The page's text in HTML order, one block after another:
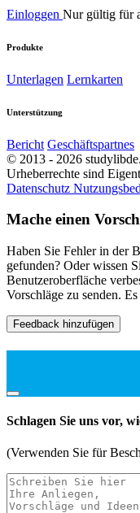
Einloggen Nur gültig für
Produkte
Unterlagen Lernkarten
Unterstützung
Bericht Geschäftspartnes
© 2013 - 2026
Urheberrechte sind
Datenschutz
Mache einen
Haben Sie Fehler in der
gefunden? Oder wissen
Benutzeroberfläche
Vorschläge zu senden.
Feedback hinzufügen
Schlagen Sie uns vor,
(Verwenden Sie für